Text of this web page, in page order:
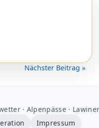
Nächster Beitrag »
· Alpenpässe ·
Impressum